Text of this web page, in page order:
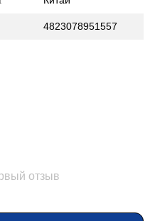
4823078951557
отзыв